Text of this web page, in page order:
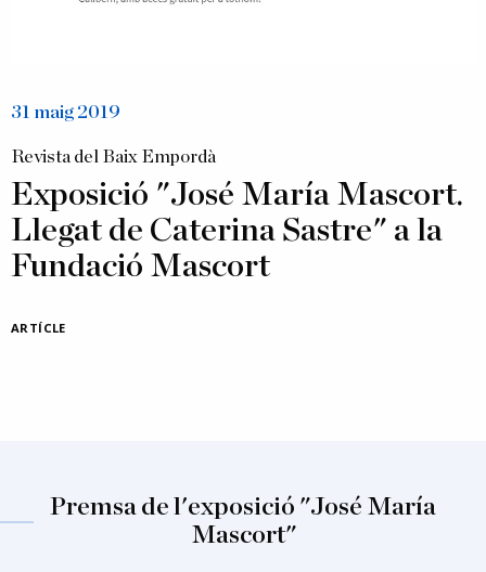
31 maig 2019
Revista del Baix Empordà
Exposició "José María Mascort.
Llegat de Caterina Sastre" a la
Fundació Mascort
ARTÍCLE
Premsa de l'exposició "José María
Mascort"